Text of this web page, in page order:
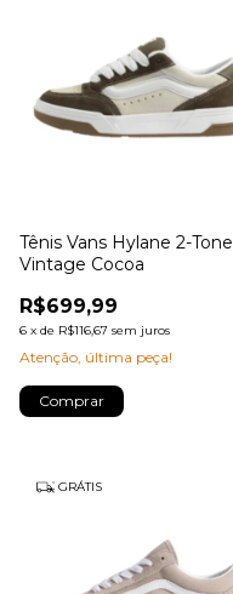
Tênis Vans Hylane 2-Tone
Vintage Cocoa
R$699,99
6 x de R$116,67 sem juros
Atenção, última peça!
Comprar
GRÁTIS